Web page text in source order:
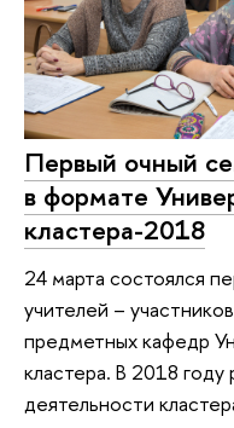
Первый очный
в формате
кластера-2018
24 марта состоялся
учителей –
предметных кафедр
кластера. В 2018 году
деятельности